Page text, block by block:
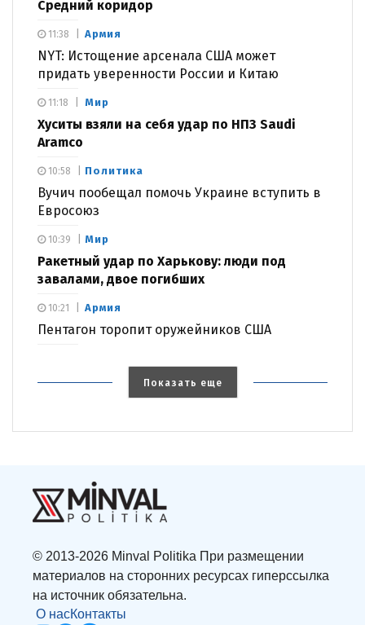
Средний коридор
Армия
NYT: Истощение арсенала США может
придать уверенности России и Китаю
11:38
Мир
Хуситы взяли на себя удар по НПЗ Saudi
Aramco
11:18
Политика
Вучич пообещал помочь Украине вступить в
Евросоюз
10:58
Мир
Ракетный удар по Харькову: люди под
завалами, двое погибших
10:39
Армия
Пентагон торопит оружейников США
10:21
Показать еще
© 2013-2026 Minval Politika При размещении
материалов на сторонних ресурсах гиперссылка
на источник обязательна.
О насКонтакты